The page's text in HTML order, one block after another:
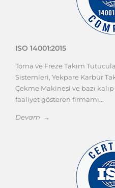
Kesici Takımlar
Takma Uçlu Takım
Tarama Başlığı)